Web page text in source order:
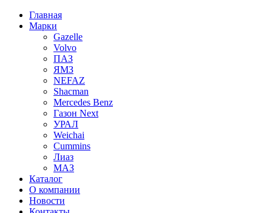
Главная
Марки
Gazelle
Volvo
ПАЗ
ЯМЗ
NEFAZ
Shacman
Mercedes Benz
Газон Next
УРАЛ
Weichai
Cummins
Лиаз
МАЗ
Каталог
О компании
Новости